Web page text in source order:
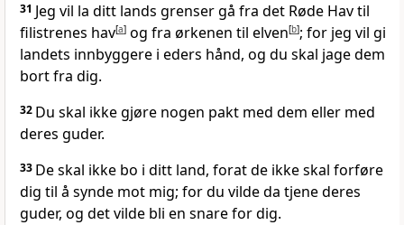
31 Jeg vil la ditt lands grenser gå fra det Røde Hav til
filistrenes hav[a] og fra ørkenen til elven[b]; for jeg vil gi
landets innbyggere i eders hånd, og du skal jage dem
bort fra dig.
32 Du skal ikke gjøre nogen pakt med dem eller med
deres guder.
33 De skal ikke bo i ditt land, forat de ikke skal forføre
dig til å synde mot mig; for du vilde da tjene deres
guder, og det vilde bli en snare for dig.